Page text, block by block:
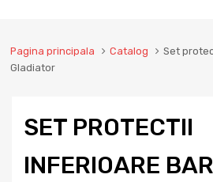
Pagina principala Catalog
Set
Gladiator
SET PROTECTII
INFERIOARE